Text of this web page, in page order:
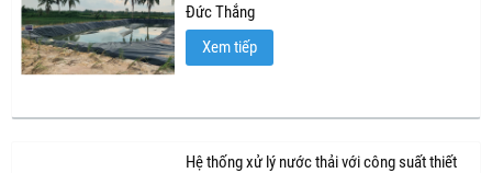
Đức Thắng
Xem tiếp
Hệ thống xử lý nước thải với công suất thiết